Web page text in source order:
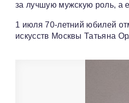
за лучшую мужскую роль, а
1 июля 70-летний юбилей
искусств Москвы Татьяна